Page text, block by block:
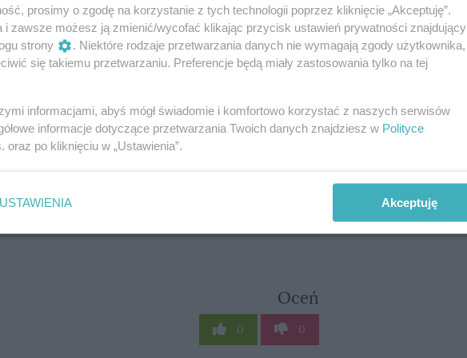
korzyści daje miastu sprzedaż terenów
inwestorów? Czy jest szansa na nowe inwestycje
Nocny Szlak Kulinarny? Więcej o tym Kamil Lewera i
Wydziału Obsługi Inwestora i Biznesu w Urzędzie
Oceń
0 0
prosimy o zgodę na korzystanie z tych technologii poprzez kliknięcie „Akceptuję”.
i zawsze możesz ją zmienić/wycofać klikając przycisk ustawień prywatności znajdujący
strony
. Niektóre rodzaje przetwarzania danych nie wymagają zgody użytkownika,
się takiemu przetwarzaniu. Preferencje będą miały zastosowania tylko na tej
informacjami, abyś mógł świadomie i komfortowo korzystać z naszych serwisów
informacje dotyczące przetwarzania Twoich danych znajdziesz w Polityce
. oraz po kliknięciu w „Ustawienia”.
USTAWIENIA Akceptuję